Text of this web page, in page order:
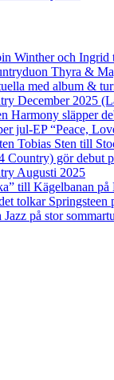
Winther och Ingrid
Thyra &
med album &
December 2025
Harmony släpper
jul-EP “Peace,
Tobias Sten till
Country) gör debut
Augusti 2025
till Kägelbanan
tolkar Springsteen
på stor